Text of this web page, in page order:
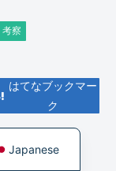
考察
はてなブックマー
ク
Japanese